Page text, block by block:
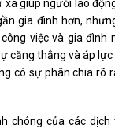
xa giúp người lao
gia đình hơn,
việc và gia đình
căng thẳng và áp
có sự phân chia rõ
chóng của các dịch